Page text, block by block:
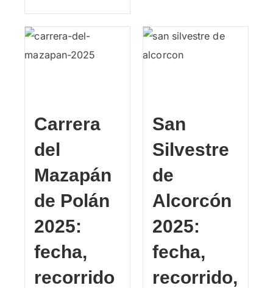
Carrera
del
Mazapán
de Polán
2025:
fecha,
recorrido
San
Silvestre
de
Alcorcón
2025:
fecha,
recorrido,